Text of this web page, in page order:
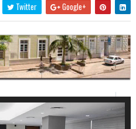
Twitter Google+